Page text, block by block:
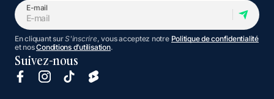
E-mail
En cliquant surS'inscrire, vous acceptez notre Politique de confidentialité
et nosConditions d’utilisation.
Suivez-nous